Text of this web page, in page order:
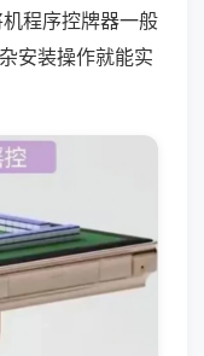
程序控牌器一般
安装操作就能实